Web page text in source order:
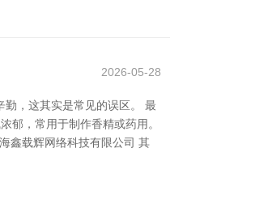
2026-05-28
勤，这其实是常见的误区。 最
郁，常用于制作香精或药用。
鑫载辉网络科技有限公司 其